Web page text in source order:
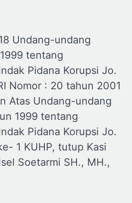
Undang-undang
tentang
Pidana Korupsi Jo.
Nomor : 20 tahun 2001
Atas Undang-undang
1999 tentang
Pidana Korupsi Jo.
1 KUHP, tutup Kasi
Soetarmi SH., MH.,